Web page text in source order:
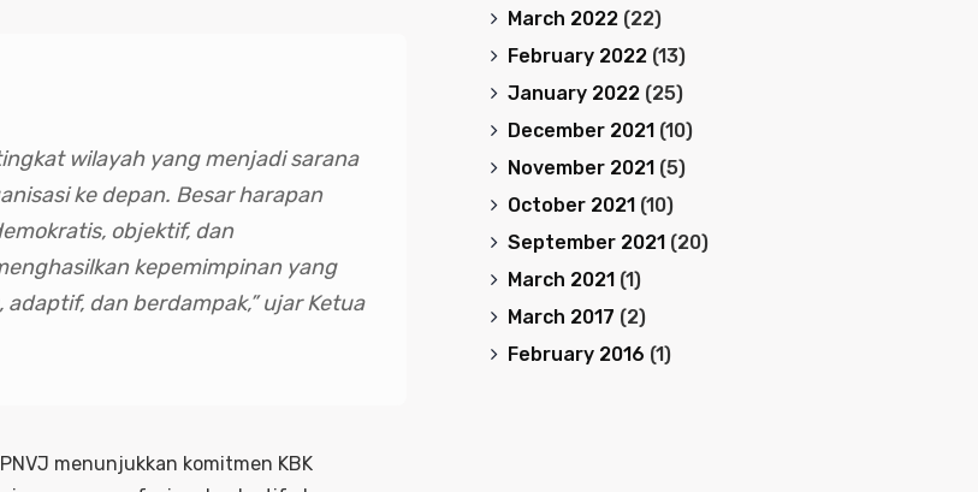
wilayah yang menjadi sarana
ke depan. Besar harapan
objektif, dan
kepemimpinan yang
adaptif, dan berdampak,”ujar Ketua
menunjukkan komitmen KBK
March 2022(22)
February 2022(13)
January 2022(25)
December 2021(10)
November 2021(5)
October 2021(10)
September 2021(20)
March 2021(1)
March 2017 (2)
February 2016 (1)